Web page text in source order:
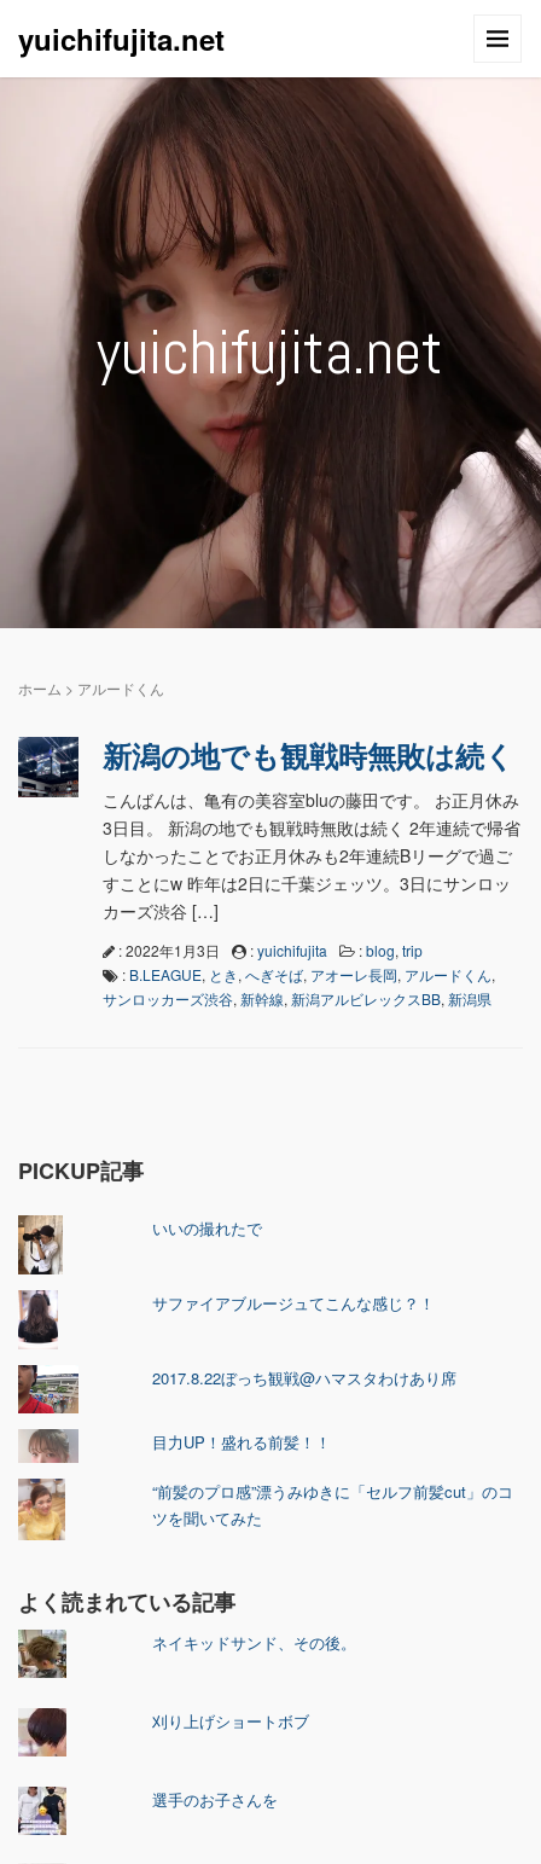
yuichifujita.net
yuichifujita.net
ホーム > アルードくん
新潟の地でも観戦時無敗は続く
こんばんは、亀有の美容室bluの藤田です。 お正月休み
3日目。 新潟の地でも観戦時無敗は続く 2年連続で帰省
しなかったことでお正月休みも2年連続Bリーグで過ご
すことにw 昨年は2日に千葉ジェッツ。3日にサンロッ
カーズ渋谷 […]
: 2022年1月3日 :yuichifujita :blog, trip
: B.LEAGUE, とき, へぎそば, アオーレ長岡, アルードくん,
サンロッカーズ渋谷, 新幹線, 新潟アルビレックスBB, 新潟県
PICKUP記事
いいの撮れたで
サファイアブルージュてこんな感じ？！
2017.8.22ぼっち観戦@ハマスタわけあり席
目力UP！盛れる前髪！！
“前髪のプロ感”漂うみゆきに「セルフ前髪cut」のコ
ツを聞いてみた
よく読まれている記事
ネイキッドサンド、その後。
刈り上げショートボブ
選手のお子さんを